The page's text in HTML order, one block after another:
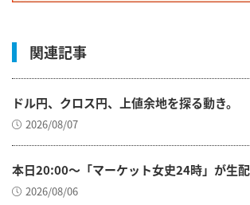
関連記事
ドル円、クロス円、上値余地を探る動き。
2026/08/07
本日20:00～「マーケット女史24時」が生配
2026/08/06